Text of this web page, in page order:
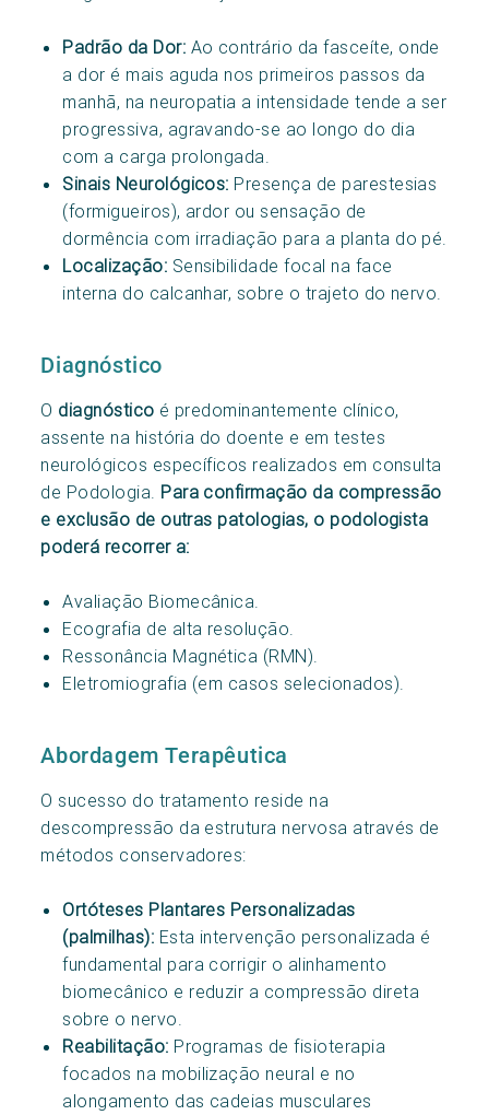
Padrão da Dor: Ao contrário da fasceíte, onde
a dor é mais aguda nos primeiros passos da
manhã, na neuropatia a intensidade tende a ser
progressiva, agravando-se ao longo do dia
com a carga prolongada.
Sinais Neurológicos: Presença de parestesias
(formigueiros), ardor ou sensação de
dormência com irradiação para a planta do pé.
Localização: Sensibilidade focal na face
interna do calcanhar, sobre o trajeto do nervo.
Diagnóstico
O diagnóstico é predominantemente clínico,
assente na história do doente e em testes
neurológicos específicos realizados em consulta
de Podologia. Para confirmação da compressão
e exclusão de outras patologias, o podologista
poderá recorrer a:
Avaliação Biomecânica.
Ecografia de alta resolução.
Ressonância Magnética (RMN).
Eletromiografia (em casos selecionados).
Abordagem Terapêutica
O sucesso do tratamento reside na
descompressão da estrutura nervosa através de
métodos conservadores:
Ortóteses Plantares Personalizadas
(palmilhas): Esta intervenção personalizada é
fundamental para corrigir o alinhamento
biomecânico e reduzir a compressão direta
sobre o nervo.
Reabilitação: Programas de fisioterapia
focados na mobilização neural e no
alongamento das cadeias musculares